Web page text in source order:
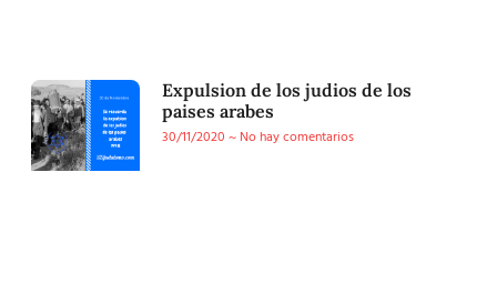
Expulsion de los judios de los
paises arabes
30/11/2020
No hay comentarios